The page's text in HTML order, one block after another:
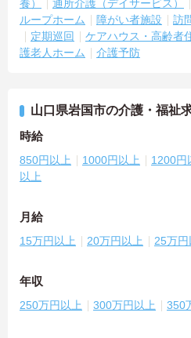
養）
通所介護（デイサービス）
ループホーム
障がい者施設 訪
定期巡回
ケアハウス・高齢者
護老人ホーム
介護予防
山口県岩国市の介護・福祉
時給
850円以上 1000円以上 1200円
以上
月給
15万円以上 20万円以上 25万円
年収
250万円以上 300万円以上 350